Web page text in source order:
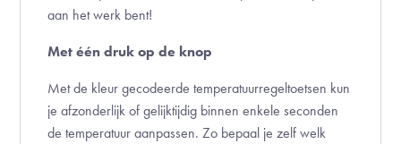
aan het werk bent!
Met één druk op de knop
Met de kleur gecodeerde temperatuurregeltoetsen kun
je afzonderlijk of gelijktijdig binnen enkele seconden
de temperatuur aanpassen. Zo bepaal je zelf welk